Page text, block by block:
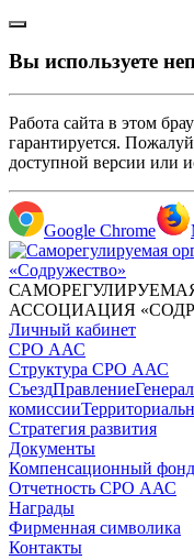
Вы используете
Работа сайта в этом
гарантируется.
доступной версии или
Google Chrome
АССОЦИАЦИЯ
Личный кабинет
СРО ААС
Структура СРО ААС
СъездПравление
комиссии
Стратегия развития
Документы
Компенсационный фонд
Отчетность СРО ААС
Награды
Фирменная символика
Контакты